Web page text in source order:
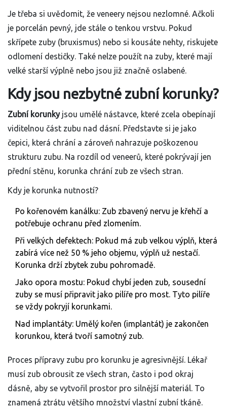
Je třeba si uvědomit, že veneery nejsou nezlomné. Ačkoli
je porcelán pevný, jde stále o tenkou vrstvu. Pokud
skřípete zuby (bruxismus) nebo si kousáte nehty, riskujete
odlomení destičky. Také nelze použít na zuby, které mají
velké starší výplně nebo jsou již značně oslabené.
Kdy jsou nezbytné zubní korunky?
Zubní korunkyjsou umělé nástavce, které zcela obepínají
viditelnou část zubu nad dásní. Představte si je jako
čepici, která chrání a zároveň nahrazuje poškozenou
strukturu zubu. Na rozdíl od veneerů, které pokrývají jen
přední stěnu, korunka chrání zub ze všech stran.
Kdy je korunka nutností?
Po kořenovém kanálku: Zub zbavený nervu je křehčí a
potřebuje ochranu před zlomením.
Při velkých defektech: Pokud má zub velkou výplň, která
zabírá více než 50 % jeho objemu, výplň už nestačí.
Korunka drží zbytek zubu pohromadě.
Jako opora mostu: Pokud chybí jeden zub, sousední
zuby se musí připravit jako pilíře pro most. Tyto pilíře
se vždy pokryjí korunkami.
Nad implantáty: Umělý kořen (implantát) je zakončen
korunkou, která tvoří samotný zub.
Proces přípravy zubu pro korunku je agresivnější. Lékař
musí zub obrousit ze všech stran, často i pod okraj
dásně, aby se vytvořil prostor pro silnější materiál. To
znamená ztrátu většího množství vlastní zubní tkáně.